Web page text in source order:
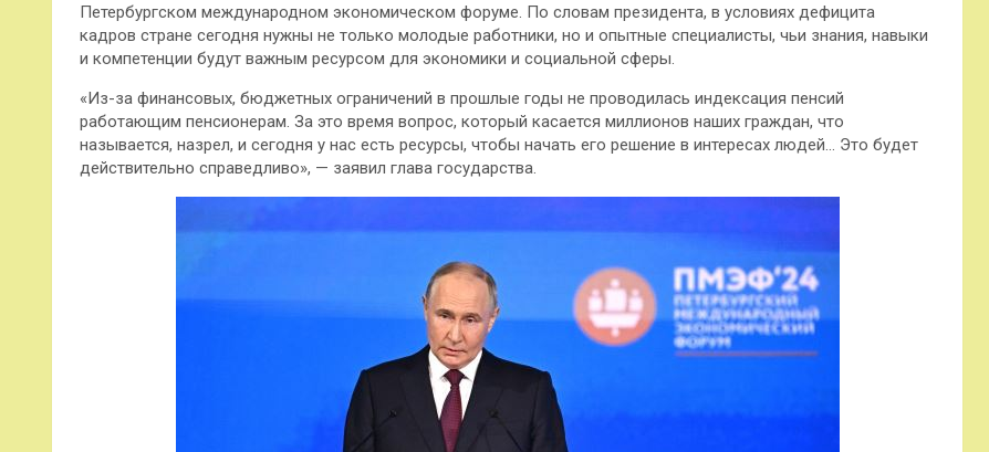
Петербургском международном экономическом форуме. По словам президента, в условиях дефицита
кадров стране сегодня нужны не только молодые работники, но и опытные специалисты, чьи знания, навыки
и компетенции будут важным ресурсом для экономики и социальной сферы.
«Из-за финансовых, бюджетных ограничений в прошлые годы не проводилась индексация пенсий
работающим пенсионерам. За это время вопрос, который касается миллионов наших граждан, что
называется, назрел, и сегодня у нас есть ресурсы, чтобы начать его решение в интересах людей… Это будет
действительно справедливо», — заявил глава государства.